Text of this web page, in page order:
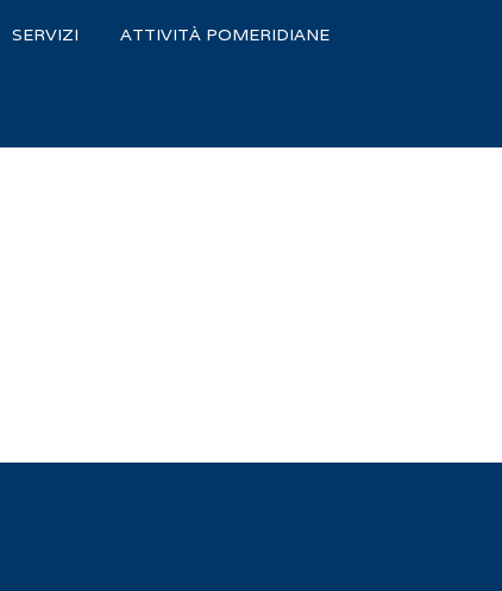
SERVIZI ATTIVITÀ POMERIDIANE